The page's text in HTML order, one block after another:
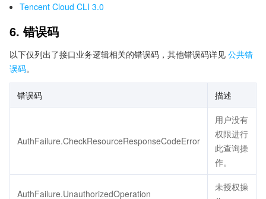
Tencent Cloud CLI 3.0
6. 错误码
以下仅列出了接口业务逻辑相关的错误码，其他错误码详见 公共错
误码。
错误码 描述
AuthFailure.CheckResourceResponseCodeError
用户没有
权限进行
此查询操
作。
AuthFailure.UnauthorizedOperation
未授权操